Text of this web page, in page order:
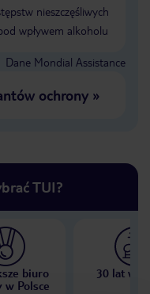
nieszczęśliwych
wpływem alkoholu
Dane Mondial Assistance
ochrony»
TUI?
biuro
w Polsce
30 lat w